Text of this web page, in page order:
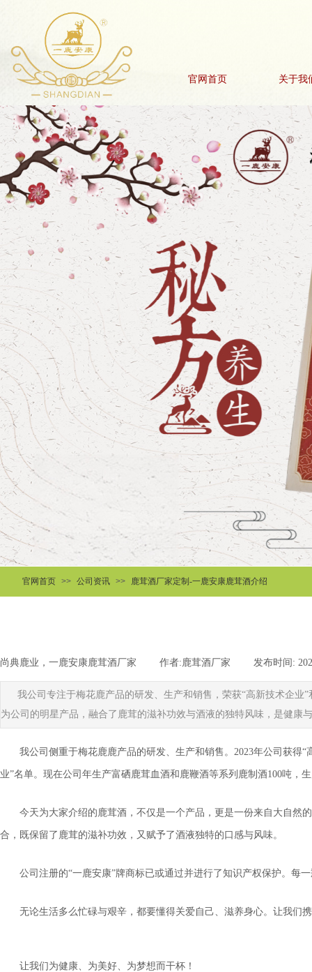
官网首页 关于我
官网首页 >> 公司资讯 >> 鹿茸酒厂家定制-一鹿安康鹿茸酒介绍
尚典鹿业，一鹿安康鹿茸酒厂家 作者:鹿茸酒厂家 发布时间:
我公司专注于梅花鹿产品的研发、生产和销售，荣获“高新技术企业
为公司的明星产品，融合了鹿茸的滋补功效与酒液的独特风味，是健
我公司侧重于梅花鹿鹿产品的研发、生产和销售。2023年公司获得
业”名单。现在公司年生产富硒鹿茸血酒和鹿鞭酒等系列鹿制酒100吨，
今天为大家介绍的鹿茸酒，不仅是一个产品，更是一份来自大自然
合，既保留了鹿茸的滋补功效，又赋予了酒液独特的口感与风味。
公司注册的“一鹿安康”牌商标已或通过并进行了知识产权保护。每
无论生活多么忙碌与艰辛，都要懂得关爱自己、滋养身心。让我们
让我们为健康、为美好、为梦想而干杯！